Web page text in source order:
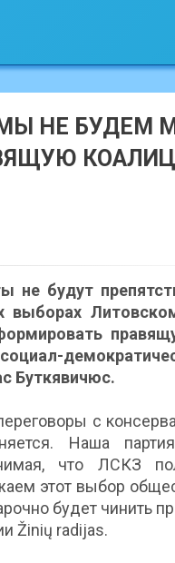
НЕ БУДЕМ
не будут
выборах
Буткявичюс.
с
Наша
что ЛСКЗ
этот выбор
будет чинить
Žinių radijas.